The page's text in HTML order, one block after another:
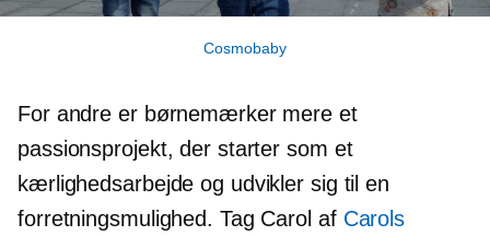
Cosmobaby
For andre er børnemærker mere et
passionsprojekt, der starter som et
kærlighedsarbejde og udvikler sig til en
forretningsmulighed. Tag Carol af Carols